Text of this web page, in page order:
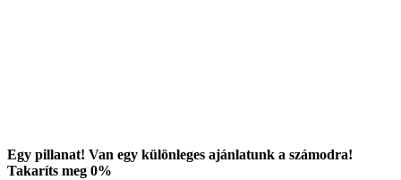
Egy pillanat! Van egy különleges ajánlatunk a számodra!
Takaríts meg 0%